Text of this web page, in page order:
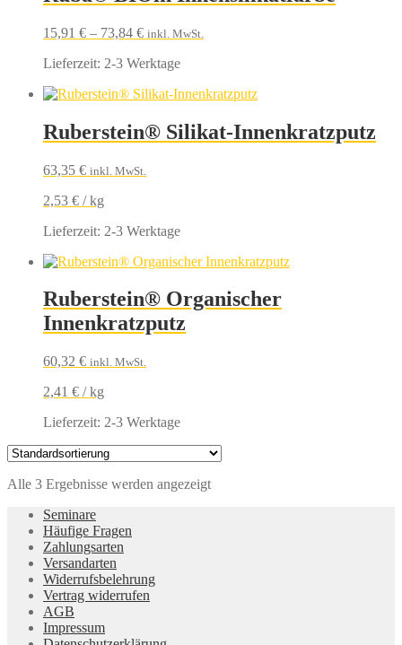
15,91 € – 73,84 € inkl. MwSt.
Lieferzeit: 2-3 Werktage
Ruberstein® Silikat-Innenkratzputz
63,35 € inkl. MwSt.
2,53 € /kg
Lieferzeit: 2-3 Werktage
Ruberstein® Organischer
Innenkratzputz
60,32 € inkl. MwSt.
2,41 € /kg
Lieferzeit: 2-3 Werktage
Alle 3 Ergebnisse werden angezeigt
Seminare
Häufige Fragen
Zahlungsarten
Versandarten
Widerrufsbelehrung
Vertrag widerrufen
AGB
Impressum